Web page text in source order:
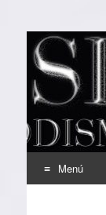
EL
Menú